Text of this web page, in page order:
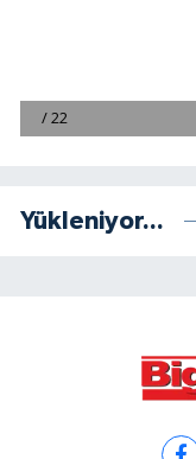
Yükleniyor...